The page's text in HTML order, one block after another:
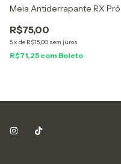
Meia Antiderrapante RX Pró
R$75,00
5x de R$15,00 sem juros
R$71,25 com Boleto